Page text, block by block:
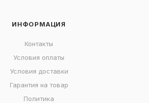
ИНФОРМАЦИЯ
Контакты
Условия оплаты
Условия доставки
Гарантия на товар
Политика